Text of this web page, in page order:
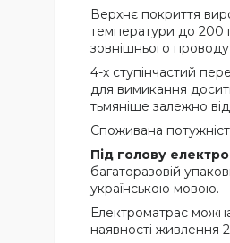
Верхнє покриття
температури до 200
зовнішнього проводу
4-х ступінчастий
для вимикання
тьмяніше залежно
Споживана
Під голову
багаторазовій
українською мовою.
Електроматрас
наявності живлення